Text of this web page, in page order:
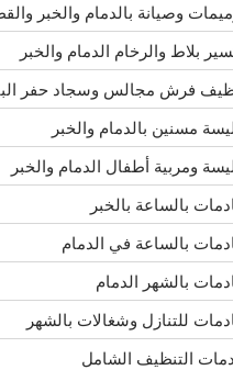
وصيانة بالدمام والخبر
بلاط والرخام الدمام والخبر
فرش مجالس وسجاد حفر
مسنين بالدمام والخبر
ومربية أطفال الدمام والخبر
بالساعة بالخبر
بالساعة في الدمام
بالشهر الدمام
للتنازل وشغالات بالشهر
التنظيف الشامل